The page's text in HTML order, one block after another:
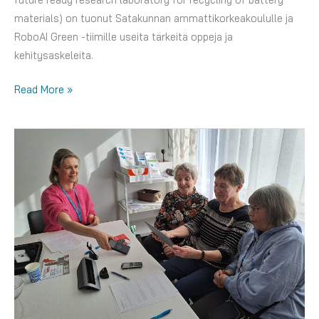
materials) on tuonut Satakunnan ammattikorkeakoululle ja
RoboAI Green -tiimille useita tärkeitä oppeja ja
kehitysaskeleita.
AIST-
päättyy
jotka
jäävät
elämään
Read More »